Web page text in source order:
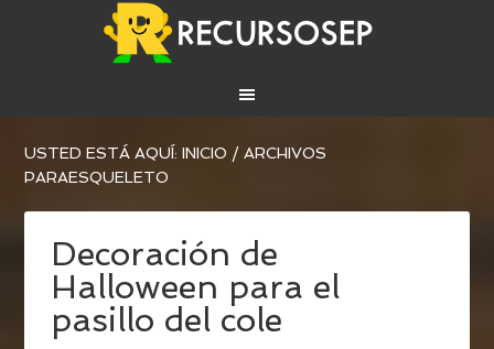
USTED ESTÁ AQUÍ:INICIO / ARCHIVOS
PARAESQUELETO
Decoración de
Halloween para el
pasillo del cole